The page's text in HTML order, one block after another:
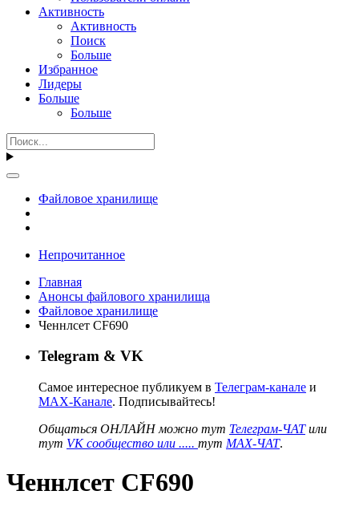
Активность
Активность
Поиск
Больше
Избранное
Лидеры
Больше
Больше
Файловое хранилище
Непрочитанное
Главная
Анонсы файлового хранилища
Файловое хранилище
Ченнлсет CF690
Telegram & VK
Самое интересное публикуем в Телеграм-канале и
MAX-Канале. Подписывайтесь!
Общаться ОНЛАЙН можно тут Телеграм-ЧАТили
тут VK сообщество или ..... тут MAX-ЧАТ.
Ченнлсет CF690